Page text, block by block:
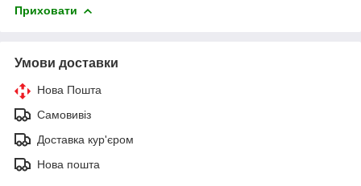
Приховати
Умови доставки
Нова Пошта
Самовивіз
Доставка кур'єром
Нова пошта